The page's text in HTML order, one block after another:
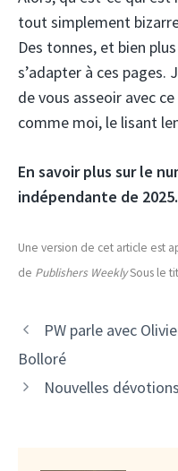
tout simplement
Des tonnes, et bien
s’adapter à ces pages.
de vous asseoir avec
comme moi, le lisant
En savoir plus sur le
indépendante de 2025.
Une version de cet article est
de Publishers WeeklySous le
PW parle avec
Bolloré
Nouvelles